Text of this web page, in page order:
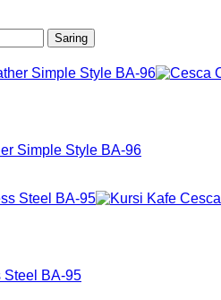
Saring
Simple Style BA-96
Steel BA-95